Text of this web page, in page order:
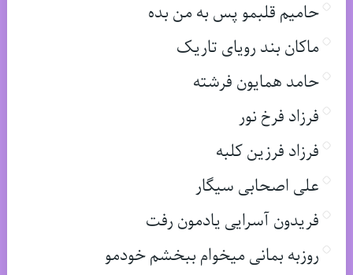
حامیم قلبمو پس به من بده
ماکان بند رویای تاریک
حامد همایون فرشته
فرزاد فرخ نور
فرزاد فرزین کلبه
علی اصحابی سیگار
فریدون آسرایی یادمون رفت
روزبه بمانی میخوام ببخشم خودمو